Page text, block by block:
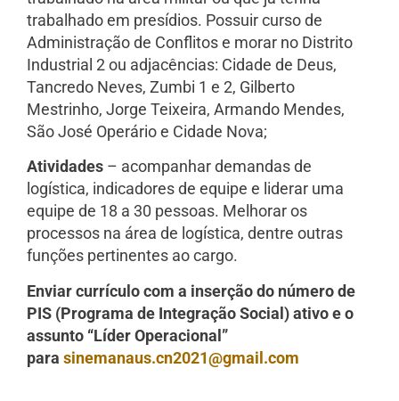
trabalhado em presídios. Possuir curso de
Administração de Conflitos e morar no Distrito
Industrial 2 ou adjacências: Cidade de Deus,
Tancredo Neves, Zumbi 1 e 2, Gilberto
Mestrinho, Jorge Teixeira, Armando Mendes,
São José Operário e Cidade Nova;
Atividades – acompanhar demandas de
logística, indicadores de equipe e liderar uma
equipe de 18 a 30 pessoas. Melhorar os
processos na área de logística, dentre outras
funções pertinentes ao cargo.
Enviar currículo com a inserção do número de
PIS (Programa de Integração Social) ativo e o
assunto “Líder Operacional”
para sinemanaus.cn2021@gmail.com